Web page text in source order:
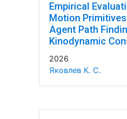
Empirical
Motion
Agent Path
Kinodynamic
2026
Яковлев К. С.